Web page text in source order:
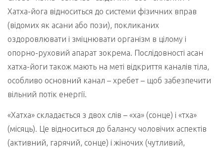
Хатха-йога відноситься до системи фізичних вправ
(відомих як асани або пози), покликаних
оздоровлювати і зміцнювати організм в цілому і
опорно-руховий апарат зокрема. Послідовності асан
хатха-йоги також мають на меті відкриття каналів тіла,
особливо основний канал – хребет – щоб забезпечити
вільний потік енергії.
«Хатха» складається з двох слів – «ха» (сонце) і «тха»
(місяць). Це відноситься до балансу чоловічих аспектів
(активний, гарячий, сонце) і жіночих (чутливий,